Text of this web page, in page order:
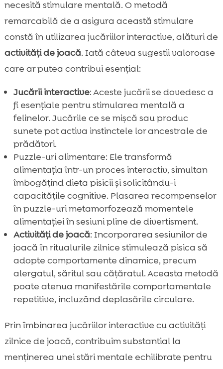
necesită stimulare mentală. O metodă
remarcabilă de a asigura această stimulare
constă în utilizarea jucăriilor interactive, alături de
activități de joacă. Iată câteva sugestii valoroase
care ar putea contribui esențial:
Jucării interactive: Aceste jucării se dovedesc a
fi esențiale pentru stimularea mentală a
felinelor. Jucările ce se mișcă sau produc
sunete pot activa instinctele lor ancestrale de
prădători.
Puzzle-uri alimentare: Ele transformă
alimentația într-un proces interactiv, simultan
îmbogățind dieta pisicii și solicitându-i
capacitățile cognitive. Plasarea recompenselor
în puzzle-uri metamorfozează momentele
alimentației în sesiuni pline de divertisment.
Activități de joacă: Incorporarea sesiunilor de
joacă în ritualurile zilnice stimulează pisica să
adopte comportamente dinamice, precum
alergatul, săritul sau cățăratul. Aceasta metodă
poate atenua manifestările comportamentale
repetitive, incluzând deplasările circulare.
Prin îmbinarea jucăriilor interactive cu activități
zilnice de joacă, contribuim substantial la
menținerea unei stări mentale echilibrate pentru